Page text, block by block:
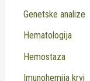
Genetske analize
Hematologija
Hemostaza
Imunohemija krvi